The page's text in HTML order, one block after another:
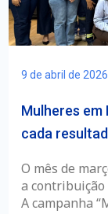
Mulheres em
cada
9 de abril de 2026
O mês de
a
A campanha